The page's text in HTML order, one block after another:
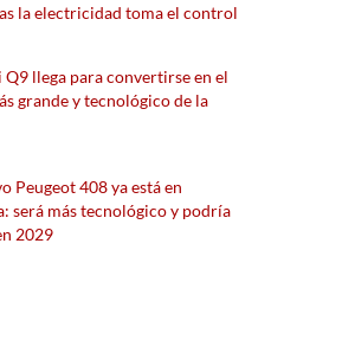
la electricidad toma el control
Q9 llega para convertirse en el
grande y tecnológico de la
Peugeot 408 ya está en
será más tecnológico y podría
2029